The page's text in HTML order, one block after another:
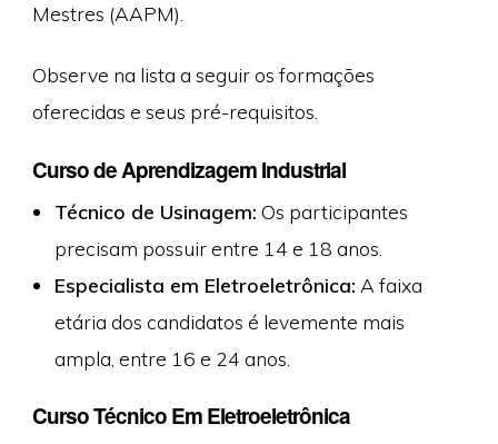
Mestres (AAPM).
Observe na lista a seguir os formações
oferecidas e seus pré-requisitos.
Curso de Aprendizagem Industrial
Técnico de Usinagem: Os participantes
precisam possuir entre 14 e 18 anos.
Especialista em Eletroeletrônica: A faixa
etária dos candidatos é levemente mais
ampla, entre 16 e 24 anos.
Curso Técnico Em Eletroeletrônica